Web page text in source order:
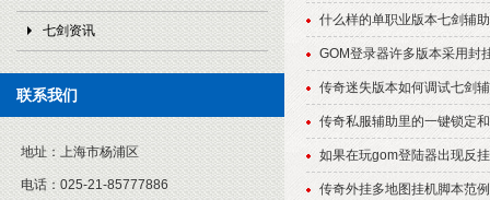
七剑资讯
联系我们
地址： 上海市杨浦区
电话： 025-21-85777886
什么样的单职业版本七剑辅
GOM登录器许多版本采用封
传奇迷失版本如何调试七剑
传奇私服辅助里的一键锁定
如果在玩gom登陆器出现反
传奇外挂多地图挂机脚本范例